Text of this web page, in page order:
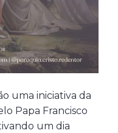
uma iniciativa da
Papa Francisco
um dia